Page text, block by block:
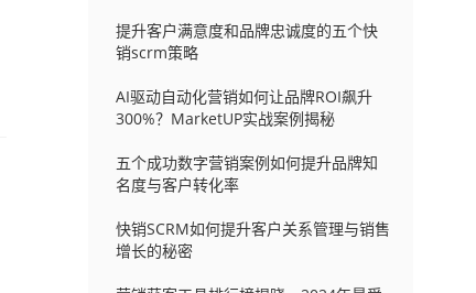
提升客户满意度和品牌忠诚度的五个快
销scrm策略
AI驱动自动化营销如何让品牌ROI飙升
300%？MarketUP实战案例揭秘
五个成功数字营销案例如何提升品牌知
名度与客户转化率
快销SCRM如何提升客户关系管理与销售
增长的秘密